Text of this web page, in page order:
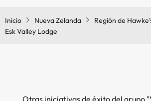
Inicio
Nueva Zelanda Región de
Esk Valley Lodge